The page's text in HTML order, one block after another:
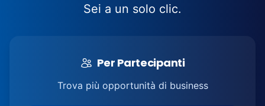
Sei a un solo clic.
Per Partecipanti
Trova più opportunità di business